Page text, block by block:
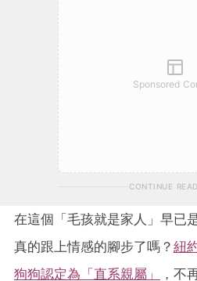
Sponsored
CONTINUE
在這個「毛孩就是家人」早已
真的跟上情感的腳步了嗎？ 紐
狗狗認定為「直系親屬」
，不